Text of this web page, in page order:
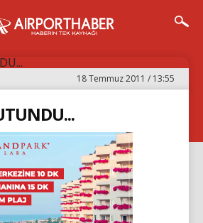
18 Temmuz 2011 / 13:55